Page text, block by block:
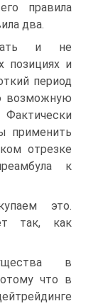
правила
два.
и не
позициях и
период
возможную
применить
отрезке
к
это.
так, как
в
что в